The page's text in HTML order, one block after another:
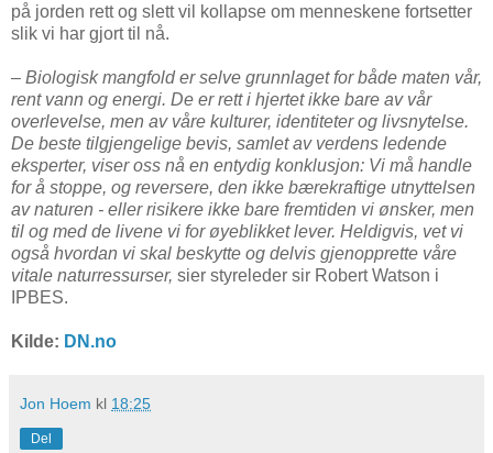
på jorden rett og slett vil kollapse om menneskene fortsetter
slik vi har gjort til nå.
– Biologisk mangfold er selve grunnlaget for både maten vår,
rent vann og energi. De er rett i hjertet ikke bare av vår
overlevelse, men av våre kulturer, identiteter og livsnytelse.
De beste tilgjengelige bevis, samlet av verdens ledende
eksperter, viser oss nå en entydig konklusjon: Vi må handle
for å stoppe, og reversere, den ikke bærekraftige utnyttelsen
av naturen - eller risikere ikke bare fremtiden vi ønsker, men
til og med de livene vi for øyeblikket lever. Heldigvis, vet vi
også hvordan vi skal beskytte og delvis gjenopprette våre
vitale naturressurser, sier styreleder sir Robert Watson i
IPBES.
Kilde: DN.no
Jon Hoem kl 18:25
Del